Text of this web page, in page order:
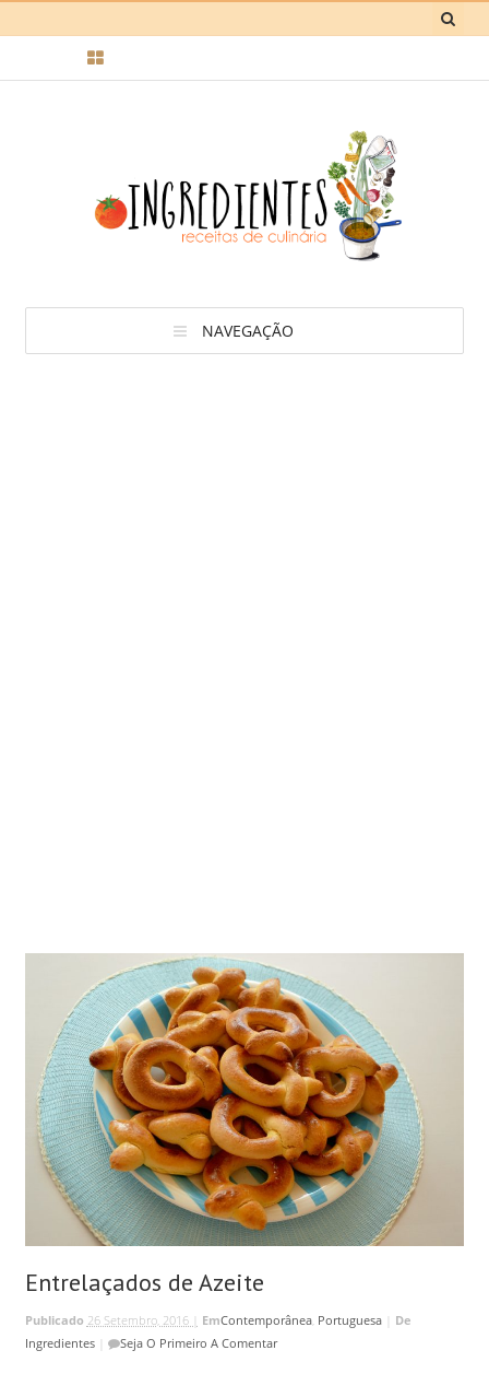
NAVEGAÇÃO
Entrelaçados de Azeite
Publicado 26 Setembro, 2016 | EmContemporânea, Portuguesa| De
Ingredientes| Seja O Primeiro A Comentar